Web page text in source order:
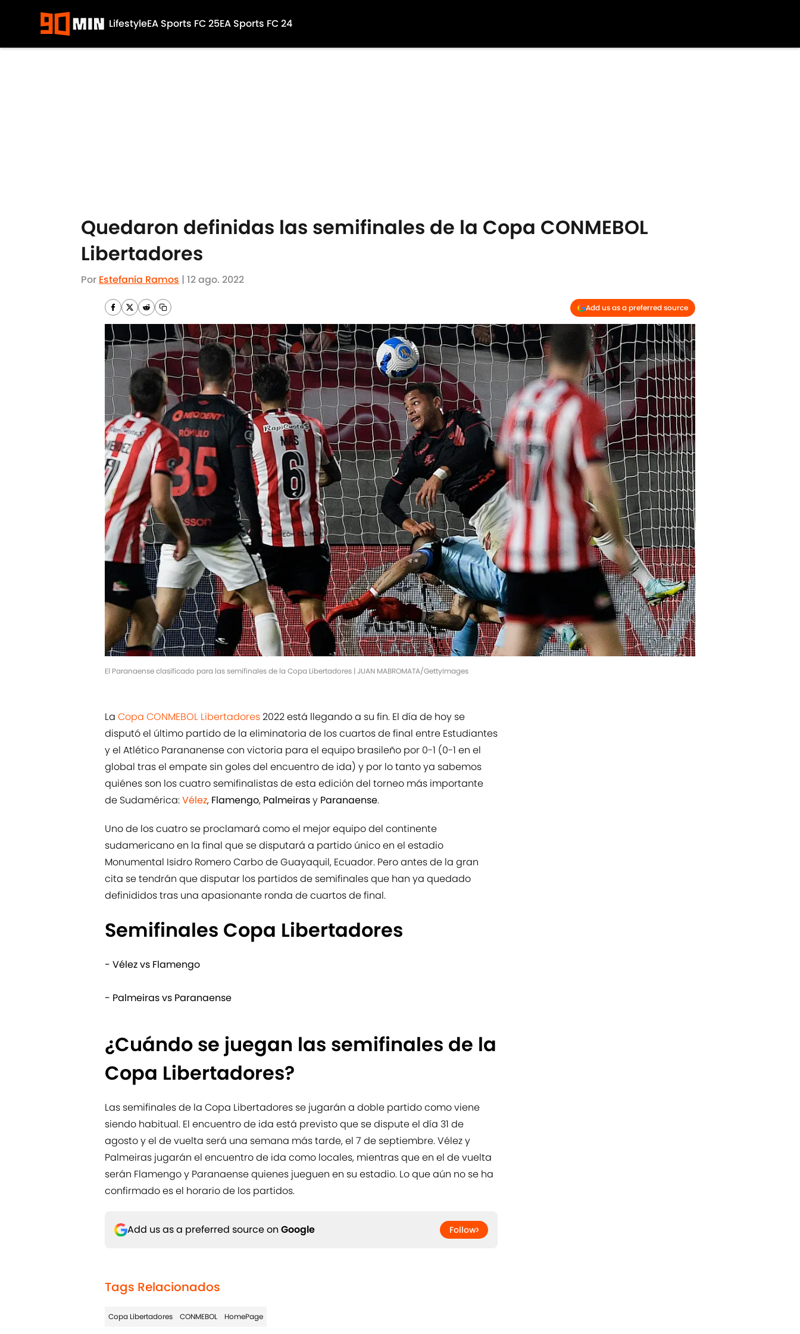
LifestyleEA Sports FC 25EA Sports FC 24
Quedaron definidas las semifinales de la Copa CONMEBOL
Libertadores
Por Estefanía Ramos | 12 ago. 2022
Add us as a preferred source
El Paranaense clasificado para las semifinales de la Copa Libertadores | JUAN MABROMATA/GettyImages
La Copa CONMEBOL Libertadores2022 está llegando a su fin. El día de hoy se
disputó el último partido de la eliminatoria de los cuartos de final entre Estudiantes
y el Atlético Parananense con victoria para el equipo brasileño por 0-1 (0-1 en el
global tras el empate sin goles del encuentro de ida) y por lo tanto ya sabemos
quiénes son los cuatro semifinalistas de esta edición del torneo más importante
de Sudamérica:Vélez, Flamengo, Palmeirasy Paranaense.
Uno de los cuatro se proclamará como el mejor equipo del continente
sudamericano en la final que se disputará a partido único en el estadio
Monumental Isidro Romero Carbo de Guayaquil, Ecuador. Pero antes de la gran
cita se tendrán que disputar los partidos de semifinales que han ya quedado
definididos tras una apasionante ronda de cuartos de final.
Semifinales Copa Libertadores
- Vélez vs Flamengo
- Palmeiras vs Paranaense
¿Cuándo se juegan las semifinales de la
Copa Libertadores?
Las semifinales de la Copa Libertadores se jugarán a doble partido como viene
siendo habitual. El encuentro de ida está previsto que se dispute el día 31 de
agosto y el de vuelta será una semana más tarde, el 7 de septiembre. Vélez y
Palmeiras jugarán el encuentro de ida como locales, mientras que en el de vuelta
serán Flamengo y Paranaense quienes jueguen en su estadio. Lo que aún no se ha
confirmado es el horario de los partidos.
Add us as a preferred source on Google Follow
Tags Relacionados
Copa Libertadores CONMEBOL HomePage